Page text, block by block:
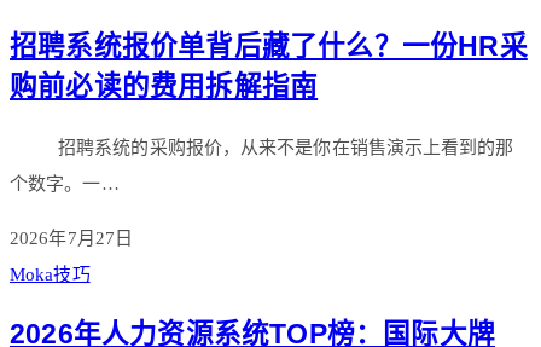
招聘系统报价单背后藏了什么？一份HR采
购前必读的费用拆解指南
招聘系统的采购报价，从来不是你在销售演示上看到的那
个数字。一…
2026年7月27日
Moka技巧
2026年人力资源系统TOP榜：国际大牌